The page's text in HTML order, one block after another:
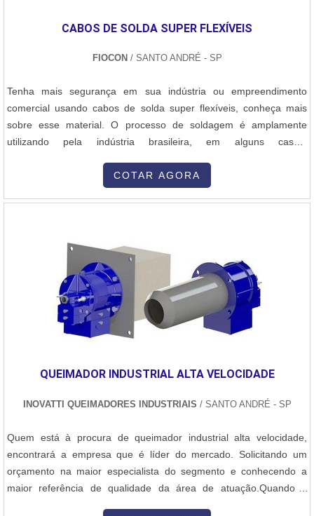
CABOS DE SOLDA SUPER FLEXÍVEIS
FIOCON / SANTO ANDRÉ - SP
Tenha mais segurança em sua indústria ou empreendimento
comercial usando cabos de solda super flexíveis, conheça mais
sobre esse material. O processo de soldagem é amplamente
utilizando pela indústria brasileira, em alguns casos,
exemplo, oficinas mecânicas. Em todos os tipos de solda são
COTAR AGORA
QUEIMADOR INDUSTRIAL ALTA VELOCIDADE
INOVATTI QUEIMADORES INDUSTRIAIS / SANTO ANDRÉ - SP
Quem está à procura de queimador industrial alta velocidade,
encontrará a empresa que é líder do mercado. Solicitando um
orçamento na maior especialista do segmento e conhecendo a
maior referência de qualidade da área de atuação.Quando a